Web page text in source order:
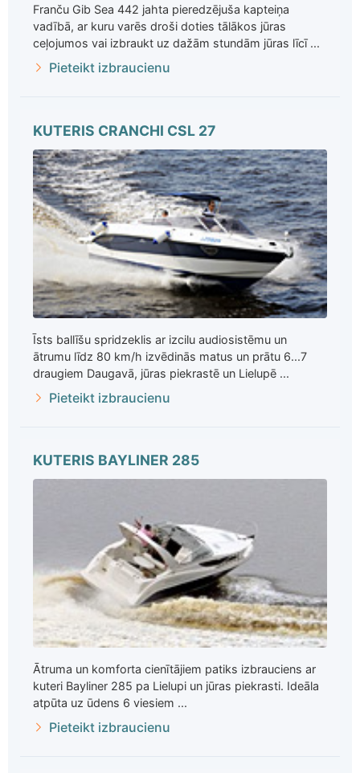
Franču Gib Sea 442 jahta pieredzējuša kapteiņa
vadībā, ar kuru varēs droši doties tālākos jūras
ceļojumos vai izbraukt uz dažām stundām jūras līcī ...
Pieteikt izbraucienu
KUTERIS CRANCHI CSL 27
Īsts ballīšu spridzeklis ar izcilu audiosistēmu un
ātrumu līdz 80 km/h izvēdinās matus un prātu 6...7
draugiem Daugavā, jūras piekrastē un Lielupē ...
Pieteikt izbraucienu
KUTERIS BAYLINER 285
Ātruma un komforta cienītājiem patiks izbrauciens ar
kuteri Bayliner 285 pa Lielupi un jūras piekrasti. Ideāla
atpūta uz ūdens 6 viesiem ...
Pieteikt izbraucienu